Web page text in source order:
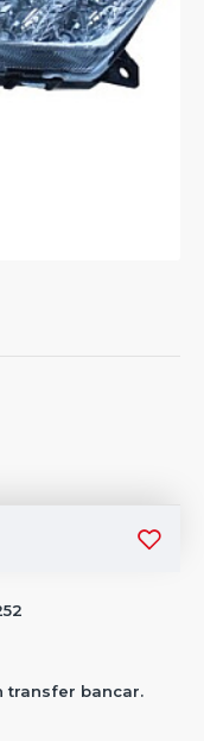
transfer bancar.